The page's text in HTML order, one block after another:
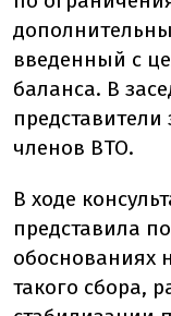
введенный с
баланса. В
членов ВТО.
В ходе
представила
обоснованиях
такого сбора,